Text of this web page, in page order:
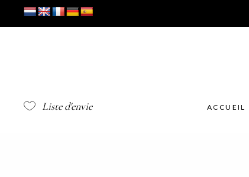
Liste d'envie ACCUEIL